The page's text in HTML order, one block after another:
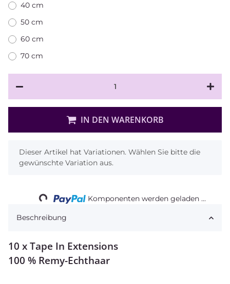
40 cm
50 cm
60 cm
70 cm
IN DEN WARENKORB
x
Dieser Artikel hat Variationen. Wählen Sie bitte die
gewünschte Variation aus.
Loading... Komponenten werden geladen ...
Beschreibung
10 x Tape In Extensions
100 % Remy-Echthaar